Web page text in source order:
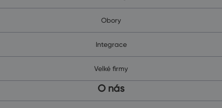
Obory
Integrace
Velké firmy
O nás